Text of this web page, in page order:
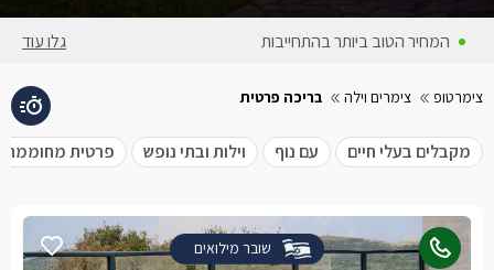
המחירים באתר כוללים מע״מ גלו עוד
צימרטופ צימרים וילה בריכה פרטית
מקבלים בעלי חיים עם נוף וילות ובתי נופש פרטית מחוממת
שובר מילואים